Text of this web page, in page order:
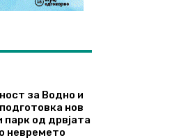
за Водно и
нов
парк од дрвјата
невремето